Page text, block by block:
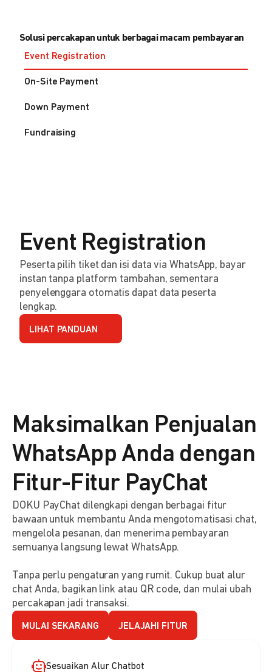
Solusi percakapan untuk berbagai macam pembayaran
Event Registration
On-Site Payment
Down Payment
Fundraising
Event Registration
Peserta pilih tiket dan isi data via WhatsApp, bayar
instan tanpa platform tambahan, sementara
penyelenggara otomatis dapat data peserta
lengkap.
LIHAT PANDUAN
Maksimalkan Penjualan
WhatsApp Anda dengan
Fitur-Fitur PayChat
DOKU PayChat dilengkapi dengan berbagai fitur
bawaan untuk membantu Anda mengotomatisasi chat,
mengelola pesanan, dan menerima pembayaran
semuanya langsung lewat WhatsApp.
Tanpa perlu pengaturan yang rumit. Cukup buat alur
chat Anda, bagikan link atau QR code, dan mulai ubah
percakapan jadi transaksi.
MULAI SEKARANG JELAJAHI FITUR
Sesuaikan Alur Chatbot